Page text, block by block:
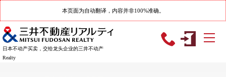
本页面为自动翻译，内容并非100%准确。
日本不动产买卖，交给龙头企业的三井不动产
Realty